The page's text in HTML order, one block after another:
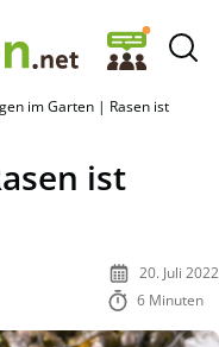
im Garten | Rasen ist
ist
20. Juli 2022
6 Minuten